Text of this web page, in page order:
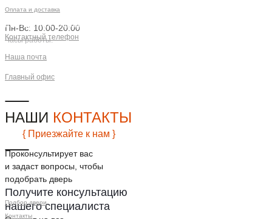
Проконсультирует вас
и задаст вопросы, чтобы
подобрать дверь
Получите консультацию
нашего специалиста
Пн-Вс: 10:00-20:00
Часы работы:
НАШИ КОНТАКТЫ
{ Приезжайте к нам }
Оплата и доставка
Контактная информация
Контактный телефон
Наша почта
Главный офис
Подбор двери
Контакты